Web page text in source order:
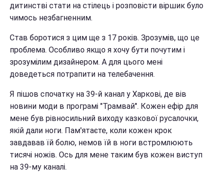
дитинстві стати на стілець і розповісти віршик було
чимось незбагненним.
Став боротися з цим ще з 17 років. Зрозумів, що це
проблема. Особливо якщо я хочу бути почутим і
зрозумілим дизайнером. А для цього мені
доведеться потрапити на телебачення.
Я пішов спочатку на 39-й канал у Харкові, де вів
новини моди в програмі "Трамвай". Кожен ефір для
мене був рівносильний виходу казкової русалочки,
якій дали ноги. Пам'ятаєте, коли кожен крок
завдавав їй болю, немов їй в ноги встромлюють
тисячі ножів. Ось для мене таким був кожен виступ
на 39-му каналі.